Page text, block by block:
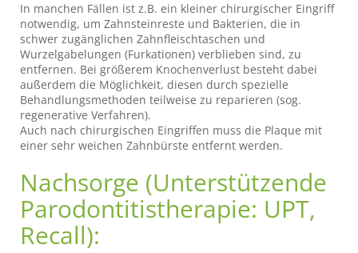
In manchen Fällen ist z.B. ein kleiner chirurgischer Eingriff
notwendig, um Zahnsteinreste und Bakterien, die in
schwer zugänglichen Zahnfleischtaschen und
Wurzelgabelungen (Furkationen) verblieben sind, zu
entfernen. Bei größerem Knochenverlust besteht dabei
außerdem die Möglichkeit, diesen durch spezielle
Behandlungsmethoden teilweise zu reparieren (sog.
regenerative Verfahren).
Auch nach chirurgischen Eingriffen muss die Plaque mit
einer sehr weichen Zahnbürste entfernt werden.
Nachsorge (Unterstützende
Parodontitistherapie: UPT,
Recall):